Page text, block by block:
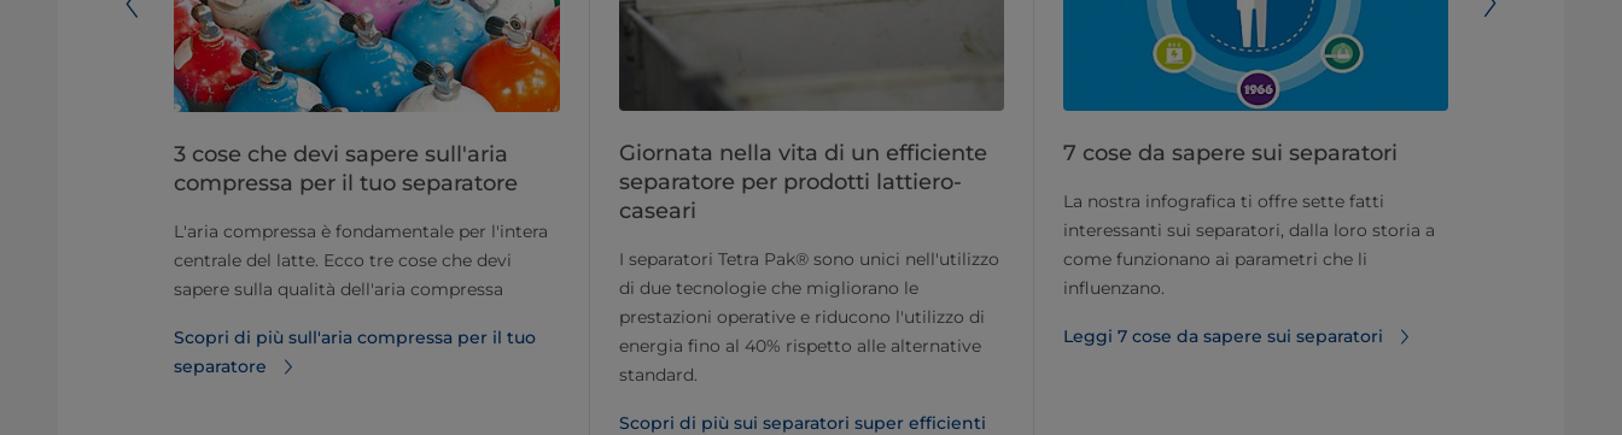
3 cose che devi sapere sull'aria
compressa per il tuo separatore
L'aria compressa è fondamentale per l'intera
centrale del latte. Ecco tre cose che devi
sapere sulla qualità dell'aria compressa
Scopri di più sull'aria compressa per il tuo
separatore
Giornata nella vita di un efficiente
separatore per prodotti lattiero-
caseari
I separatori Tetra Pak® sono unici nell'utilizzo
di due tecnologie che migliorano le
prestazioni operative e riducono l'utilizzo di
energia fino al 40% rispetto alle alternative
standard.
Scopri di più sui separatori super efficienti
7 cose da sapere sui separatori
La nostra infografica ti offre sette fatti
interessanti sui separatori, dalla loro storia a
come funzionano ai parametri che li
influenzano.
Leggi 7 cose da sapere sui separatori